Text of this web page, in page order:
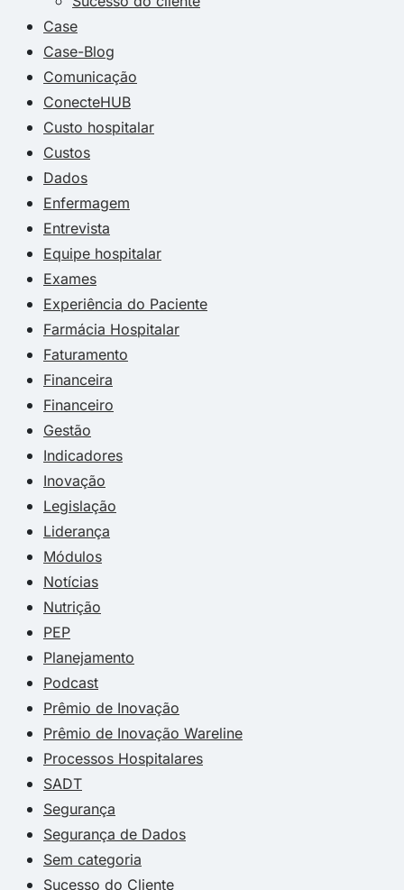
Case
Case-Blog
Comunicação
ConecteHUB
Custo hospitalar
Custos
Dados
Enfermagem
Entrevista
Equipe hospitalar
Exames
Experiência do Paciente
Farmácia Hospitalar
Faturamento
Financeira
Financeiro
Gestão
Indicadores
Inovação
Legislação
Liderança
Módulos
Notícias
Nutrição
PEP
Planejamento
Podcast
Prêmio de Inovação
Prêmio de Inovação Wareline
Processos Hospitalares
SADT
Segurança
Segurança de Dados
Sem categoria
Sucesso do Cliente